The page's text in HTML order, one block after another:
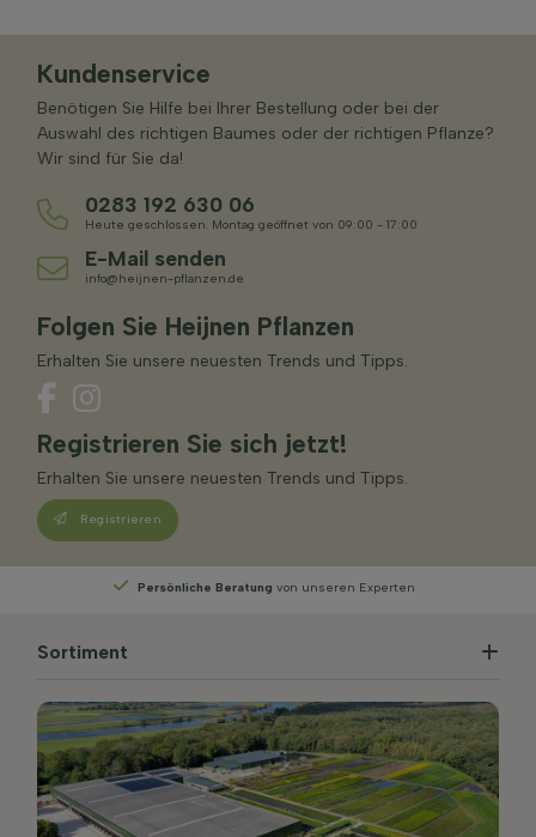
Kundenservice
Benötigen Sie Hilfe bei Ihrer Bestellung oder bei der
Auswahl des richtigen Baumes oder der richtigen Pflanze?
Wir sind für Sie da!
0283 192 630 06
Heute geschlossen. Montag geöffnet von 09:00 - 17:00
E-Mail senden
info@heijnen-pflanzen.de
Folgen Sie Heijnen Pflanzen
Erhalten Sie unsere neuesten Trends und Tipps.
Registrieren Sie sich jetzt!
Erhalten Sie unsere neuesten Trends und Tipps.
Registrieren
unseren Experten Wählen
Sortiment